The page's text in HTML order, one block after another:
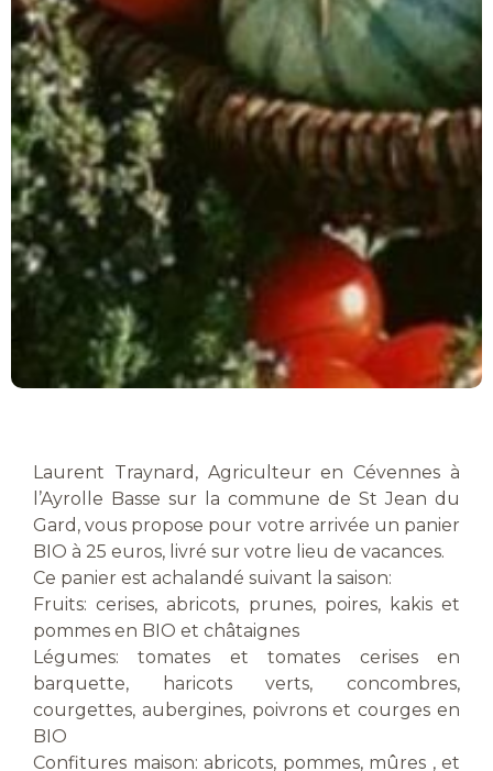
Laurent Traynard, Agriculteur en Cévennes à
l’Ayrolle Basse sur la commune de St Jean du
Gard, vous propose pour votre arrivée un panier
BIO à 25 euros, livré sur votre lieu de vacances.
Ce panier est achalandé suivant la saison:
Fruits: cerises, abricots, prunes, poires, kakis et
pommes en BIO et châtaignes
Légumes: tomates et tomates cerises en
barquette, haricots verts, concombres,
courgettes, aubergines, poivrons et courges en
BIO
Confitures maison: abricots, pommes, mûres , et